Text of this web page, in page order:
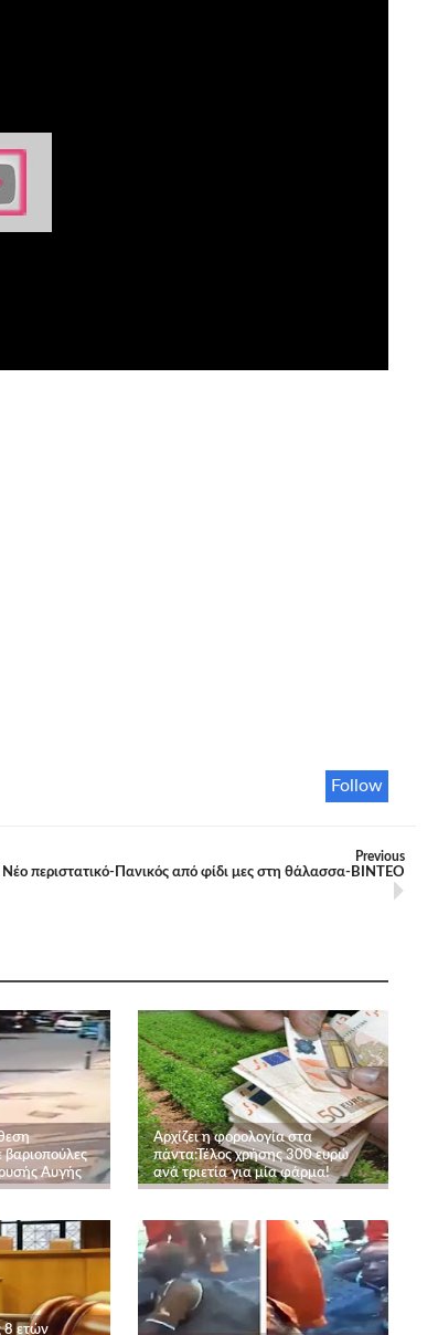
Follow
Previous
Nέο περιστατικό-Πανικός από φίδι μες στη θάλασσα-BINTEO
Αυγής
Αρχίζει η φορολογία στα
πάντα:Τέλος χρήσης 300 ευρώ
ανά τριετία για μία φάρμα!
8 ετών